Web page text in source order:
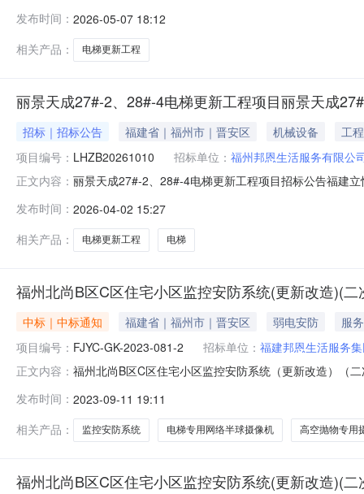
的品牌型号数量总价（元）1-1溧阳中迅电梯工程有限公
发布时间： 2026-05-07 18:12
相关产品：
电梯更新工程
丽景天成27#-2、28#-4电梯更新工程项目丽景天成
招标｜招标公告 福建省｜福州市｜晋安区 机械设备
工程
项目编号： LHZB20261010 招标单位： 福州邦恩生活服务有限公
正文内容： 丽景天成27#-2、28#-4电梯更新工程项目招标公告福建
购标的数量中小企业划分标准所属行业采购包预算采购
发布时间： 2026-04-02 15:27
相关产品：
电梯更新工程 电梯
福州北尚B区C区住宅小区监控安防系统(更新改造)(二
中标｜中标通知 福建省｜福州市｜晋安区 弱电安防
服务
项目编号： FJYC-GK-2023-081-2 招标单位： 福建邦恩生活服务
正文内容： 福州北尚B区C区住宅小区监控安防系统（更新改造）（
层214室中标（成交）金额：66.5000000（万元）四、
发布时间： 2023-09-11 19:11
相关产品：
监控安防系统 电梯专用网络半球摄像机 高空抛物专用
福州北尚B区C区住宅小区监控安防系统(更新改造)(二